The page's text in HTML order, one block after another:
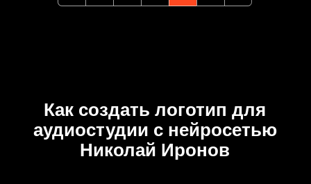
Как создать логотип для
аудиостудии с нейросетью
Николай Иронов